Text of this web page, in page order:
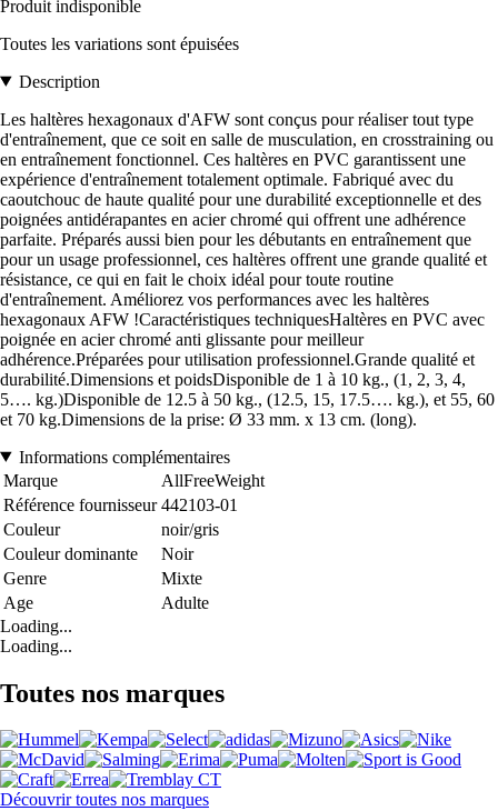
Produit indisponible
Toutes les variations sont épuisées
Description
Les haltères hexagonaux d'AFW sont conçus pour réaliser tout type
d'entraînement, que ce soit en salle de musculation, en crosstraining ou
en entraînement fonctionnel. Ces haltères en PVC garantissent une
expérience d'entraînement totalement optimale. Fabriqué avec du
caoutchouc de haute qualité pour une durabilité exceptionnelle et des
poignées antidérapantes en acier chromé qui offrent une adhérence
parfaite. Préparés aussi bien pour les débutants en entraînement que
pour un usage professionnel, ces haltères offrent une grande qualité et
résistance, ce qui en fait le choix idéal pour toute routine
d'entraînement. Améliorez vos performances avec les haltères
hexagonaux AFW !Caractéristiques techniquesHaltères en PVC avec
poignée en acier chromé anti glissante pour meilleur
adhérence.Préparées pour utilisation professionnel.Grande qualité et
durabilité.Dimensions et poidsDisponible de 1 à 10 kg., (1, 2, 3, 4,
5…. kg.)Disponible de 12.5 à 50 kg., (12.5, 15, 17.5…. kg.), et 55, 60
et 70 kg.Dimensions de la prise: Ø 33 mm. x 13 cm. (long).
Informations complémentaires
Marque
AllFreeWeight
Référence fournisseur 442103-01
Couleur
noir/gris
Couleur dominante
Noir
Genre
Mixte
Age
Adulte
Loading...
Loading...
Toutes nos marques
Découvrir toutes nos marques